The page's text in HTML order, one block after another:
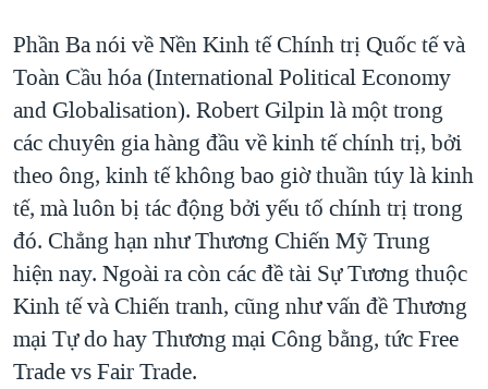
Phần Ba nói về Nền Kinh tế Chính trị Quốc tế và
Toàn Cầu hóa (International Political Economy
and Globalisation). Robert Gilpin là một trong
các chuyên gia hàng đầu về kinh tế chính trị, bởi
theo ông, kinh tế không bao giờ thuần túy là kinh
tế, mà luôn bị tác động bởi yếu tố chính trị trong
đó. Chẳng hạn như Thương Chiến Mỹ Trung
hiện nay. Ngoài ra còn các đề tài Sự Tương thuộc
Kinh tế và Chiến tranh, cũng như vấn đề Thương
mại Tự do hay Thương mại Công bằng, tức Free
Trade vs Fair Trade.